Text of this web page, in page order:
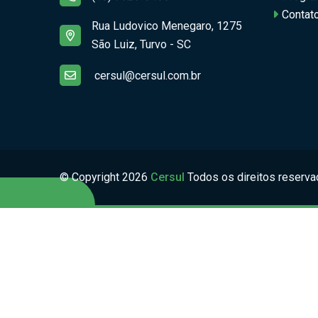
Rua Ludovico Menegaro, 1275
São Luiz, Turvo - SC
cersul@cersul.com.br
© Copyright 2026 Cersul Todos os direitos